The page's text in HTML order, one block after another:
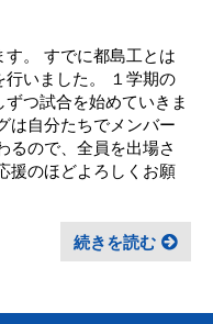
。 すでに都島工とは
いました。 １学期の
つ試合を始めていきま
は自分たちでメンバー
るので、全員を出場さ
援のほどよろしくお願
続きを読む